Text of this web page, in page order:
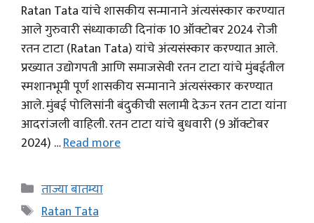
Ratan Tata यांचे शासकीय सन्मानाने अंत्यसंस्कार करण्यात
आले गुरुवारी संध्याकाळी दिनांक 10 ऑक्टोबर 2024 रोजी
रतन टाटा (Ratan Tata) यांचे अंत्यसंस्कार करण्यात आले.
प्रख्यात उद्योगपती आणि समाजसेवी रतन टाटा यांचे मुंबईतील
स्मशानभूमी पूर्ण शासकीय सन्मानाने अंत्यसंस्कार करण्यात
आले. मुंबई पोलिसांनी बंदुकीची सलामी देऊन रतन टाटा यांना
आदरांजली वाहिली. रतन टाटा यांचे बुधवारी (9 ऑक्टोबर
2024) …Read more
Categories
ताज्या बातम्या
Tags
Ratan Tata